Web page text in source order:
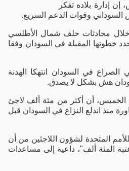
إن إدارة بلاده تفكر
وقوات الدعم السريع.
خلال محادثات حلف شمال الأطلسي
خطوتها المقبلة في السودان وفقا
في السودان انتهكا الهدنة
هش بشكل لا يصدق.
الخميس، أن أكثر من مئة ألف لاجئ
منذ اندلع النزاع في السودان قبل
المتحدة لشؤون اللاجئين من أن
المئة ألف"، داعية إلى مساعدات